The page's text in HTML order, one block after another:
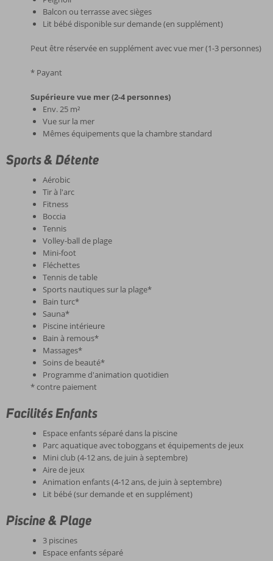
Balcon ou terrasse avec sièges
Lit bébé disponible sur demande (en supplément)
Peut être réservée en supplément avec vue mer (1-3 personnes)
* Payant
Supérieure vue mer (2-4 personnes)
Env. 25 m²
Vue sur la mer
Mêmes équipements que la chambre standard
Sports & Détente
Aérobic
Tir à l'arc
Fitness
Boccia
Tennis
Volley-ball de plage
Mini-foot
Fléchettes
Tennis de table
Sports nautiques sur la plage*
Bain turc*
Sauna*
Piscine intérieure
Bain à remous*
Massages*
Soins de beauté*
Programme d'animation quotidien
* contre paiement
Facilités Enfants
Espace enfants séparé dans la piscine
Parc aquatique avec toboggans et équipements de jeux
Mini club (4-12 ans, de juin à septembre)
Aire de jeux
Animation enfants (4-12 ans, de juin à septembre)
Lit bébé (sur demande et en supplément)
Piscine & Plage
3 piscines
Espace enfants séparé